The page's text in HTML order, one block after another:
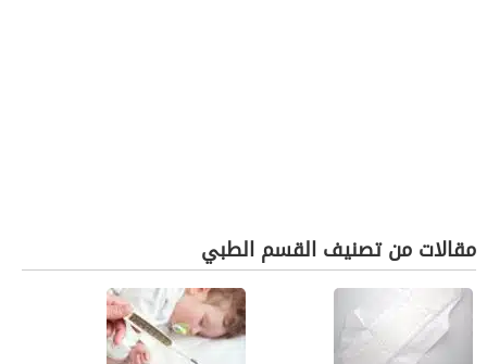
مقالات من تصنيف القسم الطبي